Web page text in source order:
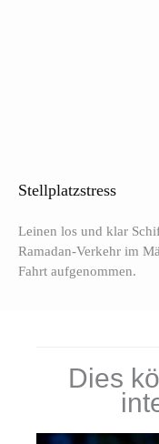
Stellplatzstress
Leinen los und klar
Ramadan-Verkehr im
Fahrt aufgenommen.
Dies